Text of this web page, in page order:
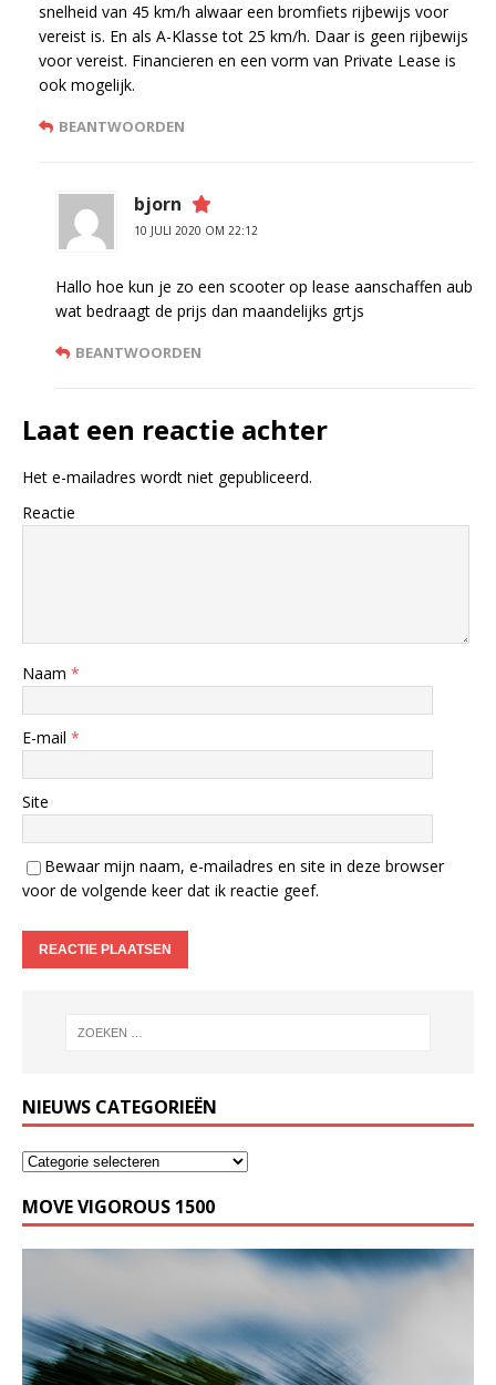
snelheid van 45 km/h alwaar een bromfiets rijbewijs voor
vereist is. En als A-Klasse tot 25 km/h. Daar is geen rijbewijs
voor vereist. Financieren en een vorm van Private Lease is
ook mogelijk.
BEANTWOORDEN
bjorn
10 JULI 2020 OM 22:12
Hallo hoe kun je zo een scooter op lease aanschaffen aub
wat bedraagt de prijs dan maandelijks grtjs
BEANTWOORDEN
Laat een reactie achter
Het e-mailadres wordt niet gepubliceerd.
Reactie
Naam *
E-mail *
Site
Bewaar mijn naam, e-mailadres en site in deze browser
voor de volgende keer dat ik reactie geef.
NIEUWS CATEGORIEËN
MOVE VIGOROUS 1500